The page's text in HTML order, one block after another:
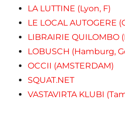
LA LUTTINE (Lyon, F)
LE LOCAL AUTOGERE
LIBRAIRIE QUILOMBO
LOBUSCH (Hamburg,
OCCII (AMSTERDAM)
SQUAT.NET
VASTAVIRTA KLUBI